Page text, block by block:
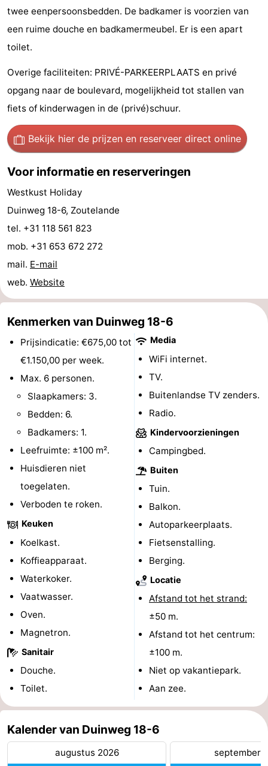
-
Wandelen
-
Paardrijden
-
Golfbanen
-
Delta-
paravliegen
Eten
drinken
Evenementen
Ringrijden
Actief
Praktisch
Forum
Route
-
Parkeren
Reisboekenwinkel
Nieuws
Medische
adressen
Regio
Schouwen-
Renesse
-
Bruinisse
-
Natuur
Oosterschelde
-
Burgh
Haamstede
-
twee eenpersoonsbedden. De badkamer is voorzien van
een ruime douche en badkamermeubel. Er is een apart
toilet.
Overige faciliteiten: PRIVÉ-PARKEERPLAATS en privé
opgang naar de boulevard, mogelijkheid tot stallen van
fiets of kinderwagen in de (privé)schuur.
Bekijk hier de prijzen en reserveer direct online
Voor informatie en reserveringen
Westkust Holiday
Duinweg 18-6, Zoutelande
tel. +31 118 561 823
mob. +31 653 672 272
mail. E-mail
web. Website
Kenmerken van Duinweg 18-6
Prijsindicatie: €675,00 tot
€1.150,00 per week.
Max. 6 personen.
Slaapkamers: 3.
Bedden: 6.
Badkamers: 1.
Leefruimte: ±100 m².
Huisdieren niet
toegelaten.
Verboden te roken.
Keuken
Koelkast.
Koffieapparaat.
Waterkoker.
Vaatwasser.
Oven.
Magnetron.
Sanitair
Douche.
Toilet.
Media
WiFi internet.
TV.
Buitenlandse TV zenders.
Radio.
Kindervoorzieningen
Campingbed.
Buiten
Tuin.
Balkon.
Autoparkeerplaats.
Fietsenstalling.
Berging.
Locatie
Afstand tot het strand:
±50 m.
Afstand tot het centrum:
±100 m.
Niet op vakantiepark.
Aan zee.
Kalender van Duinweg 18-6
augustus 2026 september